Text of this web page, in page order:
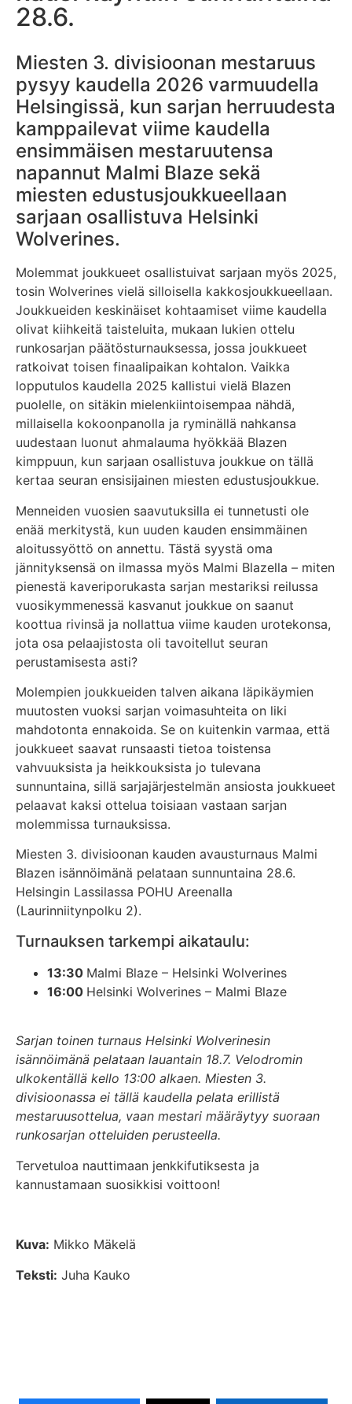
28.6.
Miesten 3. divisioonan mestaruus
pysyy kaudella 2026 varmuudella
Helsingissä, kun sarjan herruudesta
kamppailevat viime kaudella
ensimmäisen mestaruutensa
napannut Malmi Blaze sekä
miesten edustusjoukkueellaan
sarjaan osallistuva Helsinki
Wolverines.
Molemmat joukkueet osallistuivat sarjaan myös 2025,
tosin Wolverines vielä silloisella kakkosjoukkueellaan.
Joukkueiden keskinäiset kohtaamiset viime kaudella
olivat kiihkeitä taisteluita, mukaan lukien ottelu
runkosarjan päätösturnauksessa, jossa joukkueet
ratkoivat toisen finaalipaikan kohtalon. Vaikka
lopputulos kaudella 2025 kallistui vielä Blazen
puolelle, on sitäkin mielenkiintoisempaa nähdä,
millaisella kokoonpanolla ja ryminällä nahkansa
uudestaan luonut ahmalauma hyökkää Blazen
kimppuun, kun sarjaan osallistuva joukkue on tällä
kertaa seuran ensisijainen miesten edustusjoukkue.
Menneiden vuosien saavutuksilla ei tunnetusti ole
enää merkitystä, kun uuden kauden ensimmäinen
aloitussyöttö on annettu. Tästä syystä oma
jännityksensä on ilmassa myös Malmi Blazella – miten
pienestä kaveriporukasta sarjan mestariksi reilussa
vuosikymmenessä kasvanut joukkue on saanut
koottua rivinsä ja nollattua viime kauden urotekonsa,
jota osa pelaajistosta oli tavoitellut seuran
perustamisesta asti?
Molempien joukkueiden talven aikana läpikäymien
muutosten vuoksi sarjan voimasuhteita on liki
mahdotonta ennakoida. Se on kuitenkin varmaa, että
joukkueet saavat runsaasti tietoa toistensa
vahvuuksista ja heikkouksista jo tulevana
sunnuntaina, sillä sarjajärjestelmän ansiosta joukkueet
pelaavat kaksi ottelua toisiaan vastaan sarjan
molemmissa turnauksissa.
Miesten 3. divisioonan kauden avausturnaus Malmi
Blazen isännöimänä pelataan sunnuntaina 28.6.
Helsingin Lassilassa POHU Areenalla
(Laurinniitynpolku 2).
Turnauksen tarkempi aikataulu:
13:30 Malmi Blaze – Helsinki Wolverines
16:00 Helsinki Wolverines – Malmi Blaze
Sarjan toinen turnaus Helsinki Wolverinesin
isännöimänä pelataan lauantain 18.7. Velodromin
ulkokentällä kello 13:00 alkaen. Miesten 3.
divisioonassa ei tällä kaudella pelata erillistä
mestaruusottelua, vaan mestari määräytyy suoraan
runkosarjan otteluiden perusteella.
Tervetuloa nauttimaan jenkkifutiksesta ja
kannustamaan suosikkisi voittoon!
Kuva: Mikko Mäkelä
Teksti: Juha Kauko